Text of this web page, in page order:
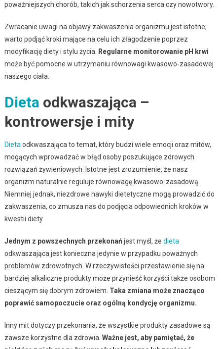
poważniejszych chorób, takich jak schorzenia serca czy nowotwory.
Zwracanie uwagi na objawy zakwaszenia organizmu jest istotne;
warto podjąć kroki mające na celu ich złagodzenie poprzez
modyfikację diety i stylu życia. Regularne monitorowanie pH krwi
może być pomocne w utrzymaniu równowagi kwasowo-zasadowej
naszego ciała.
Dieta odkwaszająca –
kontrowersje i mity
Dietaodkwaszająca to temat, który budzi wiele emocji oraz mitów,
mogących wprowadzać w błąd osoby poszukujące zdrowych
rozwiązań żywieniowych. Istotne jest zrozumienie, że nasz
organizm naturalnie reguluje równowagę kwasowo-zasadową.
Niemniej jednak, niezdrowe nawyki dietetyczne mogą prowadzić do
zakwaszenia, co zmusza nas do podjęcia odpowiednich kroków w
kwestii diety.
Jednym z powszechnych przekonań jest myśl, że dieta
odkwaszająca jest konieczna jedynie w przypadku poważnych
problemów zdrowotnych. W rzeczywistości przestawienie się na
bardziej alkaliczne produkty może przynieść korzyści także osobom
cieszącym się dobrym zdrowiem. Taka zmiana może znacząco
poprawić samopoczucie oraz ogólną kondycję organizmu.
Inny mit dotyczy przekonania, że wszystkie produkty zasadowe są
zawsze korzystne dla zdrowia. Ważne jest, aby pamiętać, że